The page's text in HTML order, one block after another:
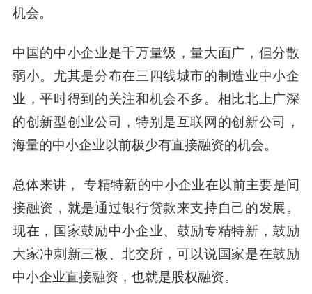
机会。
中国的中小企业是千万量级，量大面广，但分散
弱小。尤其是分布在三四线城市的制造业中小企
业，平时得到的关注和机会不多。相比北上广深
的创新型创业公司，特别是互联网的创新公司，
海量的中小企业以前极少有直接融资的机会。
总体来讲， 专精特新的中小企业在以前主要是间
接融资，就是通过银行贷款来支持自己的发展。
现在，国家鼓励中小企业、鼓励专精特新，鼓励
大家冲刺新三板、北交所，可以说国家是在鼓励
中小企业直接融资，也就是股权融资。